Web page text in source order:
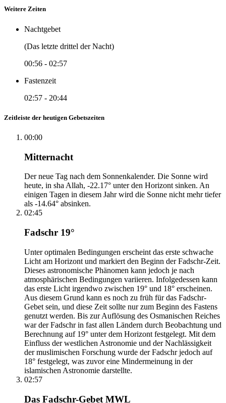
Weitere Zeiten
Nachtgebet
(Das letzte drittel der Nacht)
00:56 - 02:57
Fastenzeit
02:57 - 20:44
Zeitleiste der heutigen Gebetszeiten
00:00
Mitternacht
Der neue Tag nach dem Sonnenkalender. Die Sonne wird
heute, in sha Allah, -22.17° unter den Horizont sinken. An
einigen Tagen in diesem Jahr wird die Sonne nicht mehr tiefer
als -14.64° absinken.
02:45
Fadschr 19°
Unter optimalen Bedingungen erscheint das erste schwache
Licht am Horizont und markiert den Beginn der Fadschr-Zeit.
Dieses astronomische Phänomen kann jedoch je nach
atmosphärischen Bedingungen variieren. Infolgedessen kann
das erste Licht irgendwo zwischen 19° und 18° erscheinen.
Aus diesem Grund kann es noch zu früh für das Fadschr-
Gebet sein, und diese Zeit sollte nur zum Beginn des Fastens
genutzt werden. Bis zur Auflösung des Osmanischen Reiches
war der Fadschr in fast allen Ländern durch Beobachtung und
Berechnung auf 19° unter dem Horizont festgelegt. Mit dem
Einfluss der westlichen Astronomie und der Nachlässigkeit
der muslimischen Forschung wurde der Fadschr jedoch auf
18° festgelegt, was zuvor eine Mindermeinung in der
islamischen Astronomie darstellte.
02:57
Das Fadschr-Gebet MWL